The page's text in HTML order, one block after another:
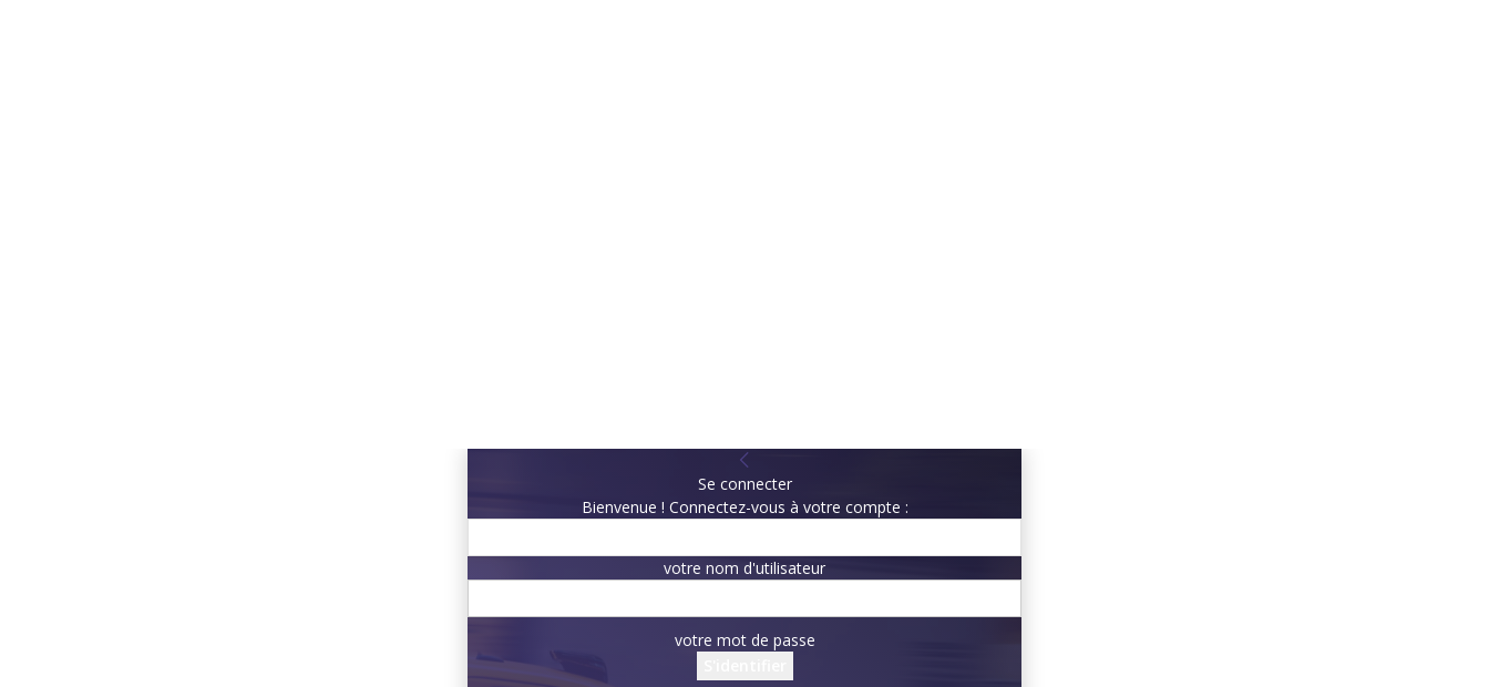
Se connecter
Bienvenue ! Connectez-vous à votre compte :
votre nom d'utilisateur
votre mot de passe